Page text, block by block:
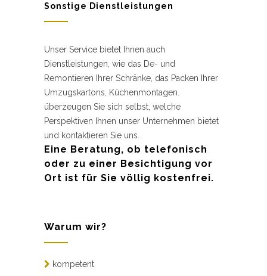
Sonstige Dienstleistungen
Unser Service bietet Ihnen auch
Dienstleistungen, wie das De- und
Remontieren Ihrer Schränke, das Packen Ihrer
Umzugskartons, Küchenmontagen.
überzeugen Sie sich selbst, welche
Perspektiven Ihnen unser Unternehmen bietet
und kontaktieren Sie uns.
Eine Beratung, ob telefonisch
oder zu einer Besichtigung vor
Ort ist für Sie völlig kostenfrei.
Warum wir?
kompetent